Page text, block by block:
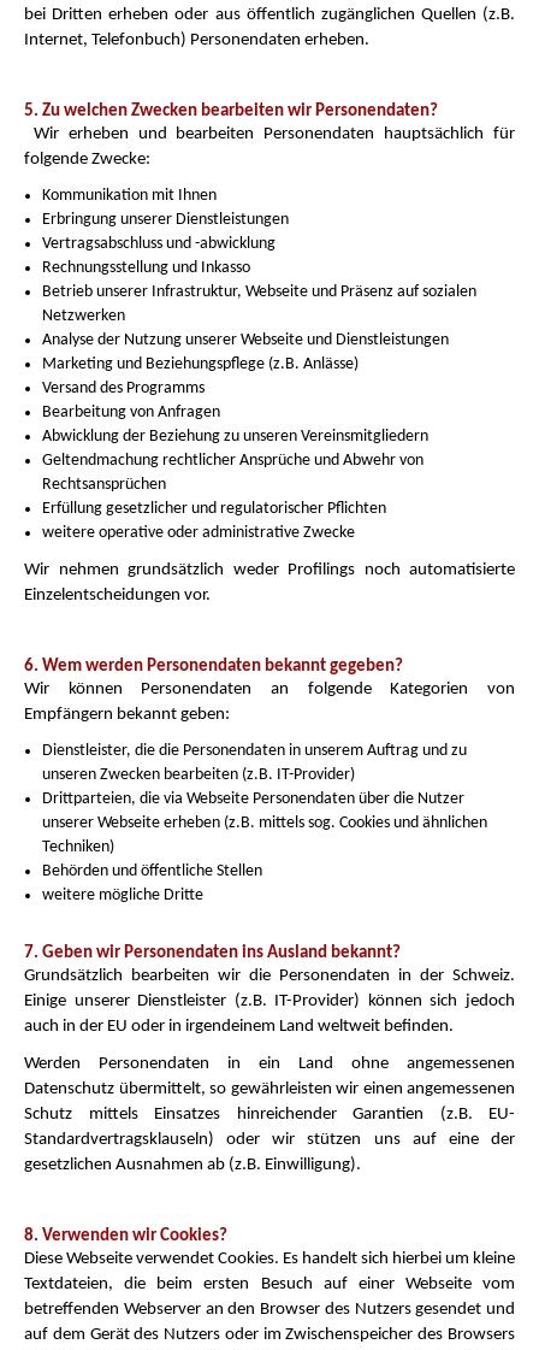
bei Dritten erheben oder aus öffentlich zugänglichen Quellen (z.B.
Internet, Telefonbuch) Personendaten erheben.
5. Zu welchen Zwecken bearbeiten wir Personendaten?
Wir erheben und bearbeiten Personendaten hauptsächlich für
folgende Zwecke:
Kommunikation mit Ihnen
Erbringung unserer Dienstleistungen
Vertragsabschluss und -abwicklung
Rechnungsstellung und Inkasso
Betrieb unserer Infrastruktur, Webseite und Präsenz auf sozialen
Netzwerken
Analyse der Nutzung unserer Webseite und Dienstleistungen
Marketing und Beziehungspflege (z.B. Anlässe)
Versand des Programms
Bearbeitung von Anfragen
Abwicklung der Beziehung zu unseren Vereinsmitgliedern
Geltendmachung rechtlicher Ansprüche und Abwehr von
Rechtsansprüchen
Erfüllung gesetzlicher und regulatorischer Pflichten
weitere operative oder administrative Zwecke
Wir nehmen grundsätzlich weder Profilings noch automatisierte
Einzelentscheidungen vor.
6. Wem werden Personendaten bekannt gegeben?
Wir können Personendaten an folgende Kategorien von
Empfängern bekannt geben:
Dienstleister, die die Personendaten in unserem Auftrag und zu
unseren Zwecken bearbeiten (z.B. IT-Provider)
Drittparteien, die via Webseite Personendaten über die Nutzer
unserer Webseite erheben (z.B. mittels sog. Cookies und ähnlichen
Techniken)
Behörden und öffentliche Stellen
weitere mögliche Dritte
7. Geben wir Personendaten ins Ausland bekannt?
Grundsätzlich bearbeiten wir die Personendaten in der Schweiz.
Einige unserer Dienstleister (z.B. IT-Provider) können sich jedoch
auch in der EU oder in irgendeinem Land weltweit befinden.
Werden Personendaten in ein Land ohne angemessenen
Datenschutz übermittelt, so gewährleisten wir einen angemessenen
Schutz mittels Einsatzes hinreichender Garantien (z.B. EU-
Standardvertragsklauseln) oder wir stützen uns auf eine der
gesetzlichen Ausnahmen ab (z.B. Einwilligung).
8. Verwenden wir Cookies?
Diese Webseite verwendet Cookies. Es handelt sich hierbei um kleine
Textdateien, die beim ersten Besuch auf einer Webseite vom
betreffenden Webserver an den Browser des Nutzers gesendet und
auf dem Gerät des Nutzers oder im Zwischenspeicher des Browsers